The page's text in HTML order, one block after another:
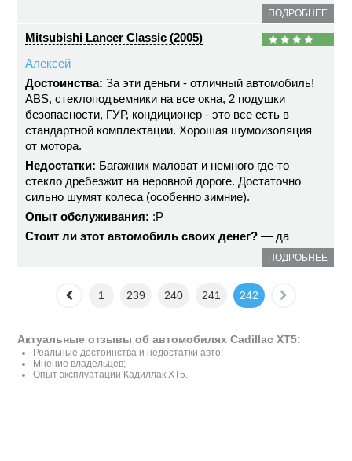
ПОДРОБНЕЕ
Mitsubishi Lancer Classic (2005)
Алексей
Достоинства: За эти деньги - отличный автомобиль!
ABS, стеклоподъемники на все окна, 2 подушки
безопасности, ГУР, кондиционер - это все есть в
стандартной комплектации. Хорошая шумоизоляция
от мотора.
Недостатки: Багажник маловат и немного где-то
стекло дребезжит на неровной дороге. Достаточно
сильно шумят колеса (особенно зимние).
Опыт обслуживания: :P
Стоит ли этот автомобиль своих денег? — да
ПОДРОБНЕЕ
1 239 240 241 242
Актуальные отзывы об автомобилях Cadillac XT5:
Реальные достоинства и недостатки авто;
Мнение владельцев;
Опыт эксплуатации Кадиллак XT5.